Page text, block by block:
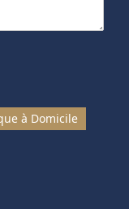
à Domicile